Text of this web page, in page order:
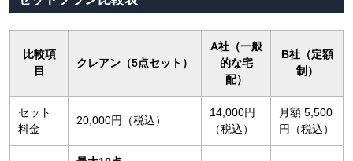
比較項
目
クレアン（5点セット）
A社（一般
的な宅
配）
B社（定額
制）
セット
料金
20,000円（税込）
14,000円
（税込）
月額 5,500
円（税込）